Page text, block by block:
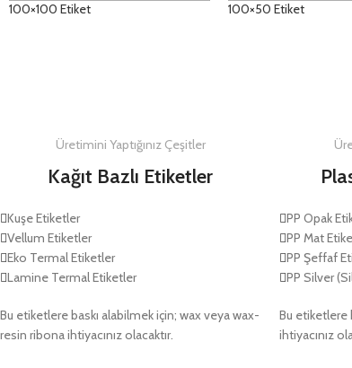
100×100 Etiket 100×50 Etiket
Üretimini Yaptığınız Çeşitler
Kağıt Bazlı Etiketler
Kuşe Etiketler
Vellum Etiketler
Eko Termal Etiketler
Lamine Termal Etiketler
Bu etiketlere baskı alabilmek için; wax veya wax-
resin ribona ihtiyacınız olacaktır.
PP Opak
PP Mat
PP Şeffaf
PP Silver
Bu etiketlere
ihtiyacınız